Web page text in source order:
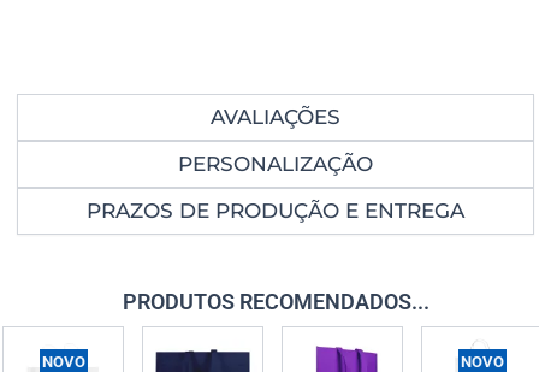
AVALIAÇÕES
PERSONALIZAÇÃO
PRAZOS DE PRODUÇÃO E ENTREGA
PRODUTOS RECOMENDADOS...
NOVO NOVO